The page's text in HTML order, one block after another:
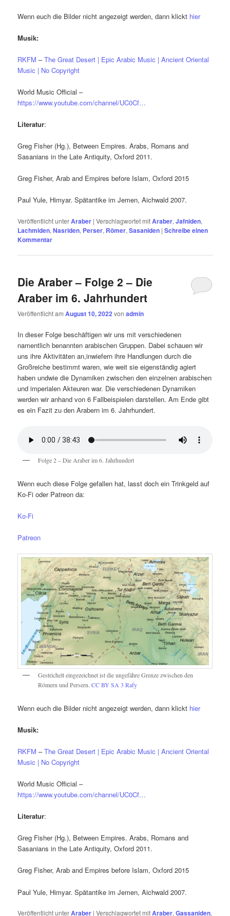
Wenn euch die Bilder nicht angezeigt werden, dann klickt hier
Musik:
RKFM –The Great Desert | Epic Arabic Music | Ancient Oriental
Music | No Copyright
World Music Official –
https://www.youtube.com/channel/UC0Cf…
Literatur:
Greg Fisher (Hg.), Between Empires. Arabs, Romans and
Sasanians in the Late Antiquity, Oxford 2011.
Greg Fisher, Arab and Empires before Islam, Oxford 2015
Paul Yule, Himyar. Spätantike im Jemen, Aichwald 2007.
Veröffentlicht unterAraber |Verschlagwortet mitAraber,Jafniden,
Lachmiden,Nasriden, Perser, Römer,Sasaniden |Schreibe einen
Kommentar
Die Araber – Folge 2 – Die
Araber im 6. Jahrhundert
Veröffentlicht amAugust 10, 2022vonadmin
In dieser Folge beschäftigen wir uns mit verschiedenen
namentlich benannten arabischen Gruppen. Dabei schauen wir
uns ihre Aktivitäten an,inwiefern ihre Handlungen durch die
Großreiche bestimmt waren, wie weit sie eigenständig agiert
haben undwie die Dynamiken zwischen den einzelnen arabischen
und imperialen Akteuren war. Die verschiedenen Dynamiken
werden wir anhand von 6 Fallbeispielen darstellen. Am Ende gibt
es ein Fazit zu den Arabern im 6. Jahrhundert.
Folge 2 – Die Araber im 6. Jahrhundert
Wenn euch diese Folge gefallen hat, lasst doch ein Trinkgeld auf
Ko-Fi oder Patreon da:
Ko-Fi
Patreon
Gestrichelt eingezeichnet ist die ungefähre Grenze zwischen den
Römern und Persern.CC BY SA 3 Rafy
Wenn euch die Bilder nicht angezeigt werden, dann klickt hier
Musik:
RKFM –The Great Desert | Epic Arabic Music | Ancient Oriental
Music | No Copyright
World Music Official –
https://www.youtube.com/channel/UC0Cf…
Literatur:
Greg Fisher (Hg.), Between Empires. Arabs, Romans and
Sasanians in the Late Antiquity, Oxford 2011.
Greg Fisher, Arab and Empires before Islam, Oxford 2015
Paul Yule, Himyar. Spätantike im Jemen, Aichwald 2007.
Veröffentlicht unterAraber |Verschlagwortet mitAraber,Gassaniden,